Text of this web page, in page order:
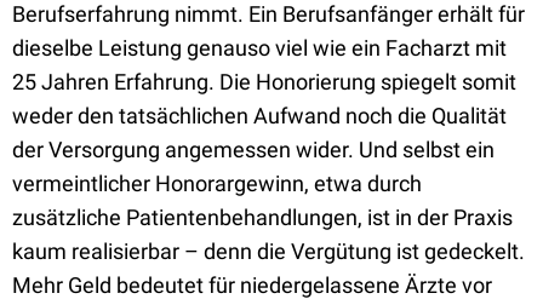
Berufserfahrung nimmt. Ein Berufsanfänger erhält für
dieselbe Leistung genauso viel wie ein Facharzt mit
25 Jahren Erfahrung. Die Honorierung spiegelt somit
weder den tatsächlichen Aufwand noch die Qualität
der Versorgung angemessen wider. Und selbst ein
vermeintlicher Honorargewinn, etwa durch
zusätzliche Patientenbehandlungen, ist in der Praxis
kaum realisierbar – denn die Vergütung ist gedeckelt.
Mehr Geld bedeutet für niedergelassene Ärzte vor